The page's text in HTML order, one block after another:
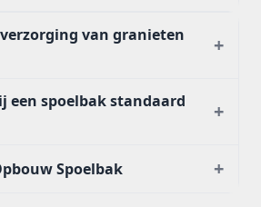
van granieten
+
een spoelbak standaard
+
Spoelbak +